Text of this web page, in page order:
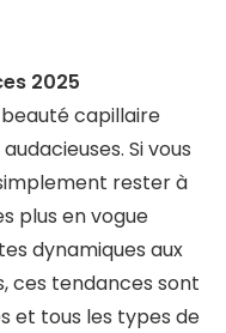
2025
capillaire
Si vous
rester à
plus en vogue
dynamiques aux
ces tendances sont
et tous les types de